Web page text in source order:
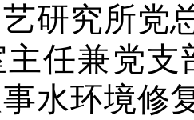
研究所党
任兼党
水环境修